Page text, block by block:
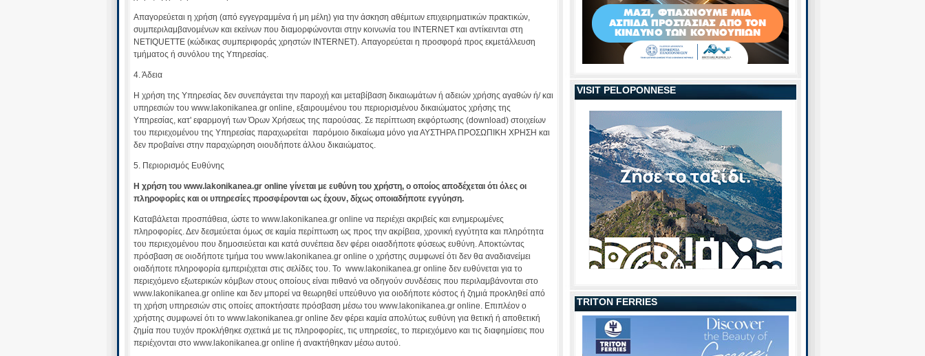
VISIT PELOPONNESE
TRITON FERRIES
Απαγορεύεται η χρήση (από εγγεγραμμένα ή μη μέλη) για την άσκηση αθέμιτων επιχειρηματικών πρακτικών,
συμπεριλαμβανομένων και εκείνων που διαμορφώνονται στην κοινωνία του INTERNET και αντίκεινται στη
NETIQUETTE (κώδικας συμπεριφοράς χρηστών ΙΝΤΕRΝΕΤ). Απαγορεύεται η προσφορά προς εκμετάλλευση
τμήματος ή συνόλου της Υπηρεσίας.
4. Άδεια
H χρήση της Υπηρεσίας δεν συνεπάγεται την παροχή και μεταβίβαση δικαιωμάτων ή αδειών χρήσης αγαθών ή/ και
υπηρεσιών του www.lakonikanea.gr online, εξαιρουμένου του περιορισμένου δικαιώματος χρήσης της
Υπηρεσίας, κατ' εφαρμογή των Όρων Χρήσεως της παρούσας. Σε περίπτωση εκφόρτωσης (download) στοιχείων
του περιεχομένου της Υπηρεσίας παραχωρείται παρόμοιο δικαίωμα μόνο για ΑΥΣΤΗΡΑ ΠΡΟΣΩΠΙΚΗ ΧΡΗΣΗ και
δεν προβαίνει στην παραχώρηση οιουδήποτε άλλου δικαιώματος.
5. Περιορισμός Ευθύνης
Η χρήση του www.lakonikanea.gr online γίνεται με ευθύνη του χρήστη, ο οποίος αποδέχεται ότι όλες οι
πληροφορίες και οι υπηρεσίες προσφέρονται ως έχουν, δίχως οποιαδήποτε εγγύηση.
Kαταβάλεται προσπάθεια, ώστε το www.lakonikanea.gr online να περιέχει ακριβείς και ενημερωμένες
πληροφορίες. Δεν δεσμεύεται όμως σε καμία περίπτωση ως προς την ακρίβεια, χρονική εγγύτητα και πληρότητα
του περιεχομένου που δημοσιεύεται και κατά συνέπεια δεν φέρει οιασδήποτε φύσεως ευθύνη. Αποκτώντας
πρόσβαση σε οιοδήποτε τμήμα του www.lakonikanea.gr online ο χρήστης συμφωνεί ότι δεν θα αναδιανείμει
οιαδήποτε πληροφορία εμπεριέχεται στις σελίδες του. Το www.lakonikanea.gr online δεν ευθύνεται για το
περιεχόμενο εξωτερικών κόμβων στους οποίους είναι πιθανό να οδηγούν συνδέσεις που περιλαμβάνονται στο
www.lakonikanea.gr online και δεν μπορεί να θεωρηθεί υπεύθυνο για οιοδήποτε κόστος ή ζημιά προκληθεί από
τη χρήση υπηρεσιών στις οποίες αποκτήσατε πρόσβαση μέσω του www.lakonikanea.gr online. Επιπλέον ο
χρήστης συμφωνεί ότι το www.lakonikanea.gr online δεν φέρει καμία απολύτως ευθύνη για θετική ή αποθετική
ζημία που τυχόν προκλήθηκε σχετικά με τις πληροφορίες, τις υπηρεσίες, το περιεχόμενο και τις διαφημίσεις που
περιέχονται στο www.lakonikanea.gr online ή ανακτήθηκαν μέσω αυτού.